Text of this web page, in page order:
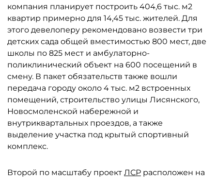
компания планирует построить 404,6 тыс. м2
квартир примерно для 14,45 тыс. жителей. Для
этого девелоперу рекомендовано возвести три
детских сада общей вместимостью 800 мест, две
школы по 825 мест и амбулаторно-
поликлинический объект на 600 посещений в
смену. В пакет обязательств также вошли
передача городу около 4 тыс. м2 встроенных
помещений, строительство улицы Лисянского,
Новосмоленской набережной и
внутриквартальных проездов, а также
выделение участка под крытый спортивный
комплекс.
Второй по масштабу проект ЛСР расположен на